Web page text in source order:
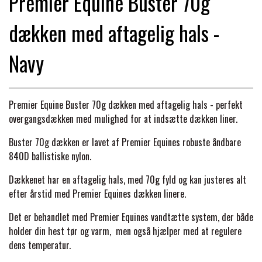
TERAPI PRODUKTER
STRØMPER
HUER & HALSTØRKLÆDER
GAVEARTIKLER VOKSNE
BØRN & JUNIOR
INSEKTBESKYTTELSE
HESTEBOLCHER & TREATS
TILSKUD & VITAMINER
STALD & FOLD
SKO & SMEDEVÆRKTØJ
TRAVDÆKKEN & TILBEHØR
VOGNE & TILBEHØR
TRAV KUSK
PONYTRAV
MONTÉ
PREMIER EQUINE LINERS & DÆKKEN
TILBEHØR
PREMIER EQUINE WALKER & RIDEDÆKKEN
PREMIER EQUINE INSEKTBESKYTTELSE
PREMIER EQUINE MAGNET & INFRARØD
TERAPI
PREMIER EQUINE GRIMER & TRÆKTOV
PREMIER EQUINE TRENSE & TILBEHØR
CARR & DAY & MARTIN
CUSTOM
DELTACAST
FENWICK LIQUID TITANIUM®
FINNTACK
dækken med aftagelig hals -
Navy
Premier Equine Buster 70g dækken med aftagelig hals - perfekt
overgangsdækken med mulighed for at indsætte dækken liner.
Buster 70g dækken er lavet af Premier Equines robuste åndbare
840D ballistiske nylon.
Dækkenet har en aftagelig hals, med 70g fyld og kan justeres alt
efter årstid med Premier Equines dækken linere.
Det er behandlet med Premier Equines vandtætte system, der både
holder din hest tør og varm, men også hjælper med at regulere
dens temperatur.